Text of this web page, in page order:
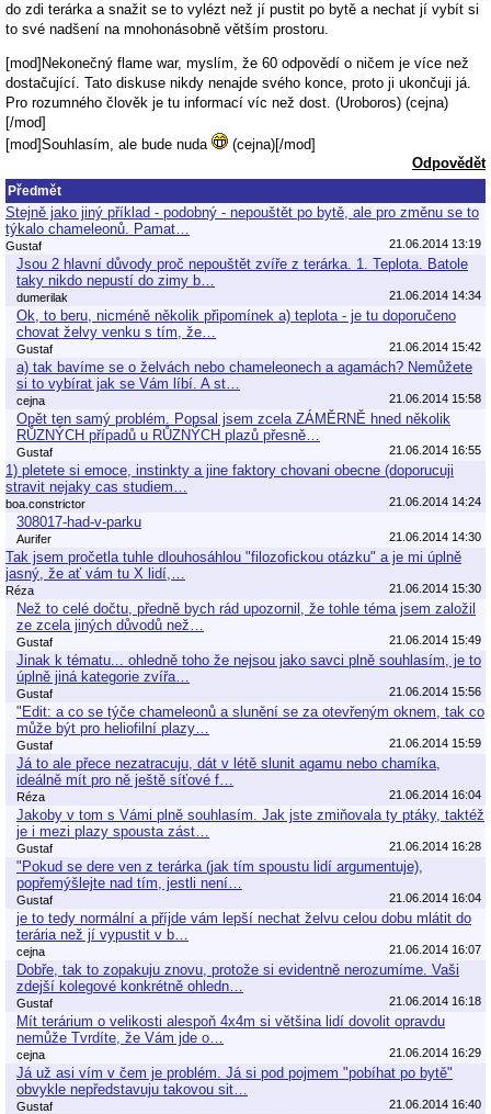
do zdi terárka a snažit se to vylézt než jí pustit po bytě a nechat jí vybít si
to své nadšení na mnohonásobně větším prostoru.
[mod]Nekonečný flame war, myslím, že 60 odpovědí o ničem je více než
dostačující. Tato diskuse nikdy nenajde svého konce, proto ji ukončuji já.
Pro rozumného člověk je tu informací víc než dost. (Uroboros) (cejna)
[/mod]
[mod]Souhlasím, ale bude nuda
(cejna)[/mod]
Odpovědět
Předmět
Stejně jako jiný příklad - podobný - nepouštět po bytě, ale pro změnu se to
týkalo chameleonů. Pamat…
Gustaf 21.06.2014 13:19
Jsou 2 hlavní důvody proč nepouštět zvíře z terárka. 1. Teplota. Batole
taky nikdo nepustí do zimy b…
dumerilak 21.06.2014 14:34
Ok, to beru, nicméně několik připomínek a) teplota - je tu doporučeno
chovat želvy venku s tím, že…
Gustaf 21.06.2014 15:42
a) tak bavíme se o želvách nebo chameleonech a agamách? Nemůžete
si to vybírat jak se Vám líbí. A st…
cejna 21.06.2014 15:58
Opět ten samý problém. Popsal jsem zcela ZÁMĚRNĚ hned několik
RŮZNÝCH případů u RŮZNÝCH plazů přesně…
Gustaf 21.06.2014 16:55
1) pletete si emoce, instinkty a jine faktory chovani obecne (doporucuji
stravit nejaky cas studiem…
boa.constrictor 21.06.2014 14:24
308017-had-v-parku
Aurifer 21.06.2014 14:30
Tak jsem pročetla tuhle dlouhosáhlou "filozofickou otázku" a je mi úplně
jasný, že ať vám tu X lidí,…
Réza 21.06.2014 15:30
Než to celé dočtu, předně bych rád upozornil, že tohle téma jsem založil
ze zcela jiných důvodů než…
Gustaf 21.06.2014 15:49
Jinak k tématu... ohledně toho že nejsou jako savci plně souhlasím, je to
úplně jiná kategorie zvířa…
Gustaf 21.06.2014 15:56
"Edit: a co se týče chameleonů a slunění se za otevřeným oknem, tak co
může být pro heliofilní plazy…
Gustaf 21.06.2014 15:59
Já to ale přece nezatracuju, dát v létě slunit agamu nebo chamíka,
ideálně mít pro ně ještě síťové f…
Réza 21.06.2014 16:04
Jakoby v tom s Vámi plně souhlasím. Jak jste zmiňovala ty ptáky, taktéž
je i mezi plazy spousta zást…
Gustaf 21.06.2014 16:28
"Pokud se dere ven z terárka (jak tím spoustu lidí argumentuje),
popřemýšlejte nad tím, jestli není…
Gustaf 21.06.2014 16:04
je to tedy normální a příjde vám lepší nechat želvu celou dobu mlátit do
terária než jí vypustit v b…
cejna 21.06.2014 16:07
Dobře, tak to zopakuju znovu, protože si evidentně nerozumíme. Vaši
zdejší kolegové konkrétně ohledn…
Gustaf 21.06.2014 16:18
Mít terárium o velikosti alespoň 4x4m si většina lidí dovolit opravdu
nemůže Tvrdíte, že Vám jde o…
cejna 21.06.2014 16:29
Já už asi vím v čem je problém. Já si pod pojmem "pobíhat po bytě"
obvykle nepředstavuju takovou sit…
Gustaf 21.06.2014 16:40